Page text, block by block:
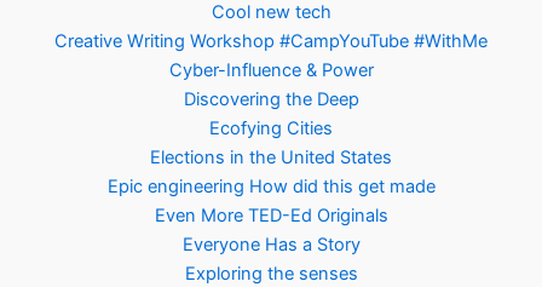
Cool new tech
Creative Writing Workshop #CampYouTube #WithMe
Cyber-Influence & Power
Discovering the Deep
Ecofying Cities
Elections in the United States
Epic engineering How did this get made
Even More TED-Ed Originals
Everyone Has a Story
Exploring the senses